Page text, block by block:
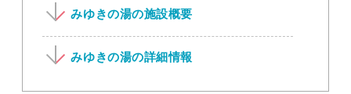
みゆきの湯の施設概要
みゆきの湯の詳細情報